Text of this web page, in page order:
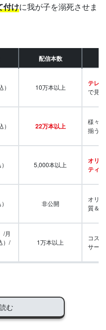
付けに我が子を溺死させま
配信本数
10万本以上 テレビ
で見
22万本以上
様々
揃う
5,000本以上
オリ
ティ
非公開
オリ
質＆
/月
）/
1万本以上
コス
サー
む